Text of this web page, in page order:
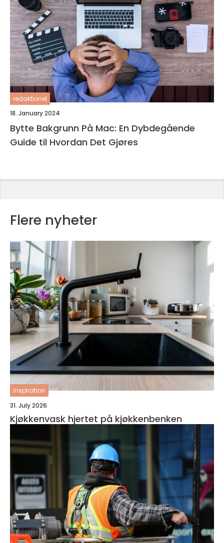
redaktionel
18. January 2024
Bytte Bakgrunn På Mac: En Dybdegående
Guide til Hvordan Det Gjøres
Flere nyheter
inspiration
31. July 2026
Kjøkkenvask hjertet på kjøkkenbenken